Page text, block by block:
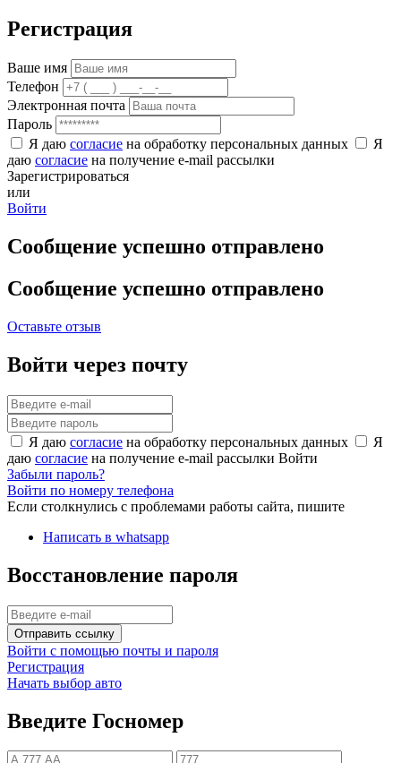
Регистрация
Ваше имя
Телефон
Электронная почта
Пароль
Я даю согласие на обработку персональных данных
Я
даю согласие на получение e-mail рассылки
Зарегистрироваться
или
Войти
Сообщение успешно отправлено
Сообщение успешно отправлено
Оставьте отзыв
Войти через почту
Я даю согласие на обработку персональных данных
Я
даю согласие на получение e-mail рассылки Войти
Забыли пароль?
Войти по номеру телефона
Если столкнулись с проблемами работы сайта, пишите
Написать в whatsapp
Восстановление пароля
Отправить ссылку
Войти с помощью почты и пароля
Регистрация
Начать выбор авто
Введите Госномер